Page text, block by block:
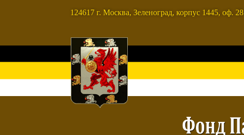
124617 г. Москва, Зеленоград, корпус 1445, оф. 28